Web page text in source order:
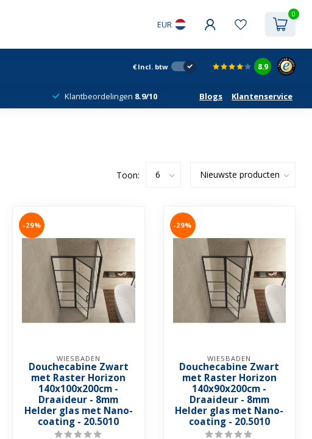
EUR
0
€ Incl. btw 8.9
Klantbeordelingen 8.9/10 Blogs Klantenservice
Toon:
-29%
WIESBADEN
Douchecabine Zwart
met Raster Horizon
140x100x200cm -
Draaideur - 8mm
Helder glas met Nano-
coating - 20.5010
-29%
WIESBADEN
Douchecabine Zwart
met Raster Horizon
140x90x200cm -
Draaideur - 8mm
Helder glas met Nano-
coating - 20.5010